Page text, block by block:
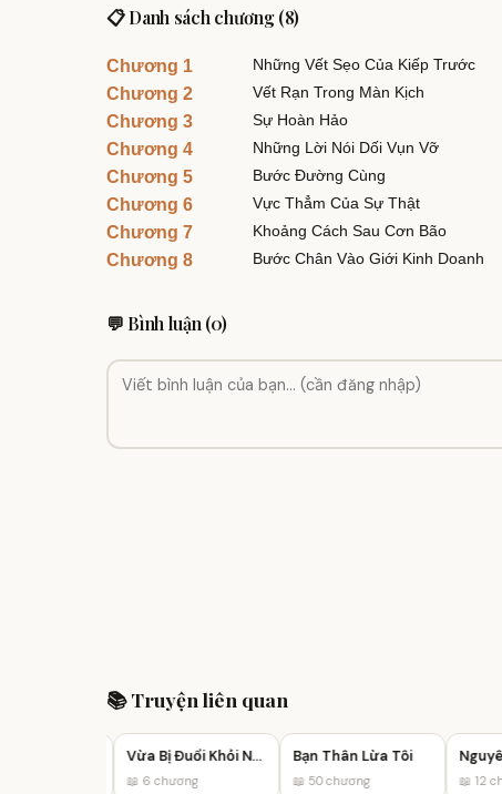
📋 Danh sách chương (8)
Chương 1 Những Vết Sẹo Của Kiếp Trước
Chương 2 Vết Rạn Trong Màn Kịch
Chương 3 Sự Hoàn Hảo
Chương 4 Những Lời Nói Dối Vụn Vỡ
Chương 5 Bước Đường Cùng
Chương 6 Vực Thẳm Của Sự Thật
Chương 7 Khoảng Cách Sau Cơn Bão
Chương 8 Bước Chân Vào Giới Kinh Doanh
💬 Bình luận (0)
📚 Truyện liên quan
Vừa Bị Đuổi Khỏi Nhà, Tôi Liền Trúng Số
📖 6 chương
Bạn Thân Lừa Tôi
📖 50 chương 📖 12